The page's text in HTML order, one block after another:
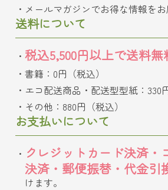
メールマガジンでお得な情報をお
送料について
税込5,500円以上で送料無
書籍：0円（税込）
エコ配送商品・配送型型紙：330
その他：880円（税込）
お支払いについて
クレジットカード決済・
決済・郵便振替・代金引
けます。